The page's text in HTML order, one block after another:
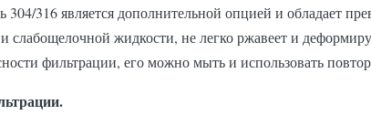
316 является дополнительной опцией и обладает
слабощелочной жидкости, не легко ржавеет и
фильтрации, его можно мыть и использовать